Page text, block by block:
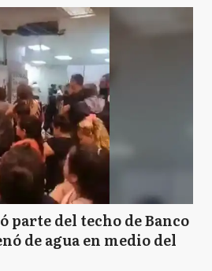
parte del techo de Banco
de agua en medio del